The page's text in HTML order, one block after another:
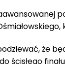
że
ścisłego